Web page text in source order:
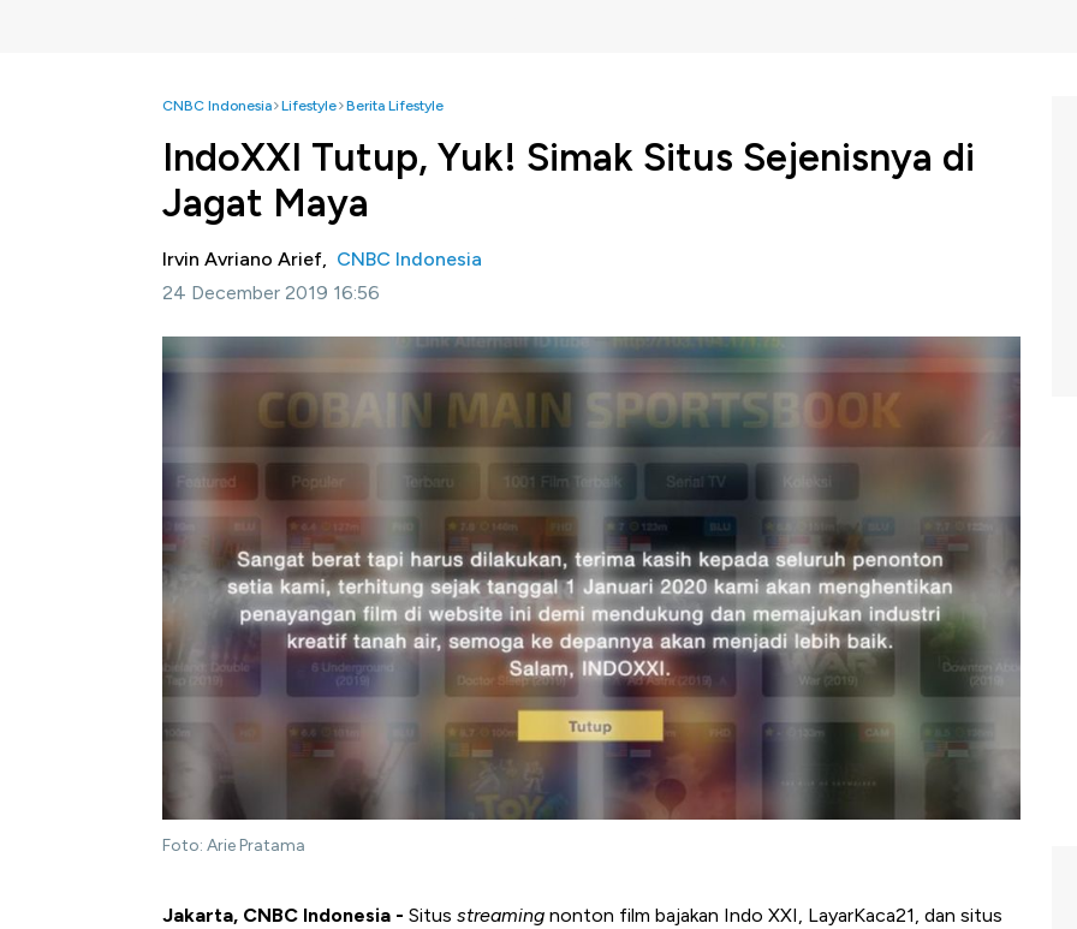
CNBC Indonesia Lifestyle Berita Lifestyle
IndoXXI Tutup, Yuk! Simak Situs Sejenisnya di
Jagat Maya
Irvin Avriano Arief, CNBC Indonesia
24 December 2019 16:56
Foto: Arie Pratama
Jakarta, CNBC Indonesia - Situs streaming nonton film bajakan Indo XXI, LayarKaca21, dan situs